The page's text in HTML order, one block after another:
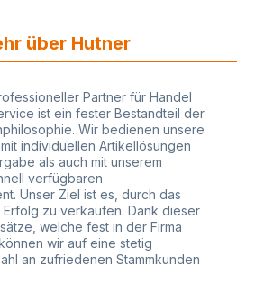
über Hutner
Partner für Handel
ist ein fester Bestandteil der
Wir bedienen unsere
individuellen Artikellösungen
als auch mit unserem
verfügbaren
Unser Ziel ist es, durch das
zu verkaufen. Dank dieser
welche fest in der Firma
wir auf eine stetig
an zufriedenen Stammkunden